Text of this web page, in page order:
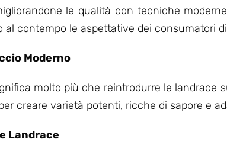
le qualità con tecniche
contempo le aspettative dei consumatori
Moderno
molto più che reintrodurre le landrace
creare varietà potenti, ricche di sapore e
Landrace